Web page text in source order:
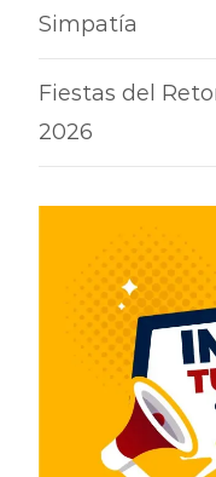
Simpatía
Fiestas del
2026